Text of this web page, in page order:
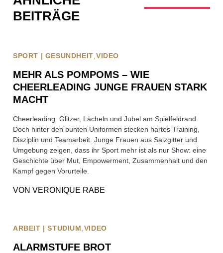
BEITRÄGE
SPORT | GESUNDHEIT VIDEO
MEHR ALS POMPOMS – WIE
CHEERLEADING JUNGE FRAUEN STARK
MACHT
Cheerleading: Glitzer, Lächeln und Jubel am Spielfeldrand.
Doch hinter den bunten Uniformen stecken hartes Training,
Disziplin und Teamarbeit. Junge Frauen aus Salzgitter und
Umgebung zeigen, dass ihr Sport mehr ist als nur Show: eine
Geschichte über Mut, Empowerment, Zusammenhalt und den
Kampf gegen Vorurteile.
VON VERONIQUE RABE
ARBEIT | STUDIUM VIDEO
ALARMSTUFE BROT